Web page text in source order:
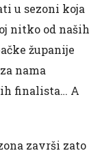
u sezoni koja
nitko od naših
županije
nama
finalista… A
završi zato